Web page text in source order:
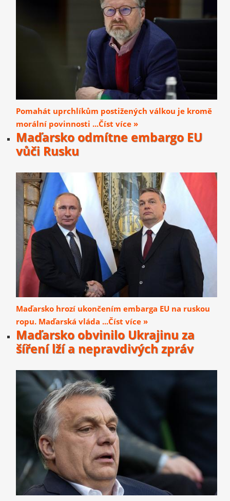
Pomahát uprchlíkům postižených válkou je kromě
morální povinnosti ...Číst více »
Maďarsko odmítne embargo EU
vůči Rusku
Maďarsko hrozí ukončením embarga EU na ruskou
ropu. Maďarská vláda ...Číst více »
Maďarsko obvinilo Ukrajinu za
šíření lží a nepravdivých zpráv